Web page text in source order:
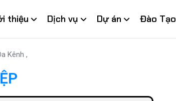
thiệu Dịch vụ Dự án Đào Tạo
Kênh ,